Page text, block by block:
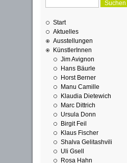
Start
Aktuelles
Ausstellungen
KünstlerInnen
Jim Avignon
Hans Bäurle
Horst Berner
Manu Camille
Klaudia Dietewich
Marc Dittrich
Ursula Donn
Birgit Feil
Klaus Fischer
Shalva Gelitashvili
Uli Gsell
Rosa Hahn